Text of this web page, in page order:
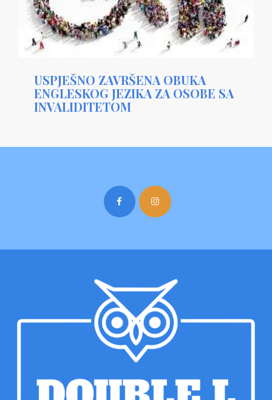
USPJEŠNO ZAVRŠENA OBUKA
ENGLESKOG JEZIKA ZA OSOBE SA
INVALIDITETOM